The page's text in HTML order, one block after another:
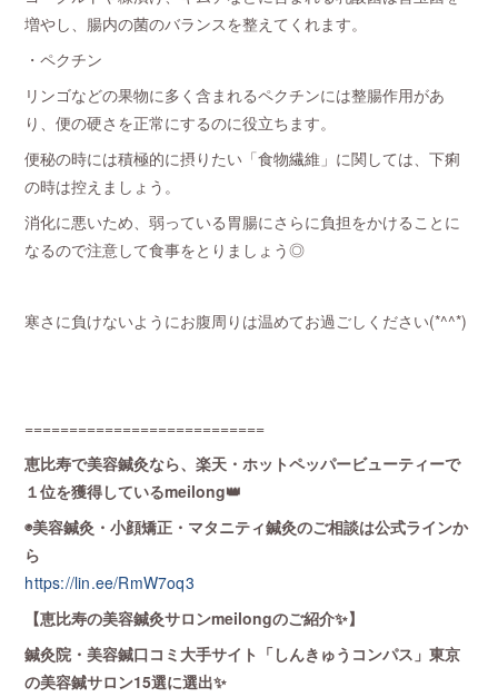
増やし、腸内の菌のバランスを整えてくれます。
・ペクチン
リンゴなどの果物に多く含まれるペクチンには整腸作用があ
り、便の硬さを正常にするのに役立ちます。
便秘の時には積極的に摂りたい「食物繊維」に関しては、下痢
の時は控えましょう。
消化に悪いため、弱っている胃腸にさらに負担をかけることに
なるので注意して食事をとりましょう◎
寒さに負けないようにお腹周りは温めてお過ごしください(*^^*)
===========================
恵比寿で美容鍼灸なら、楽天・ホットペッパービューティーで
１位を獲得しているmeilong👑
◉美容鍼灸・小顔矯正・マタニティ鍼灸のご相談は公式ラインか
ら
https://lin.ee/RmW7oq3
【恵比寿の美容鍼灸サロンmeilongのご紹介✨】
鍼灸院・美容鍼口コミ大手サイト「しんきゅうコンパス」東京
の美容鍼サロン15選に選出✨